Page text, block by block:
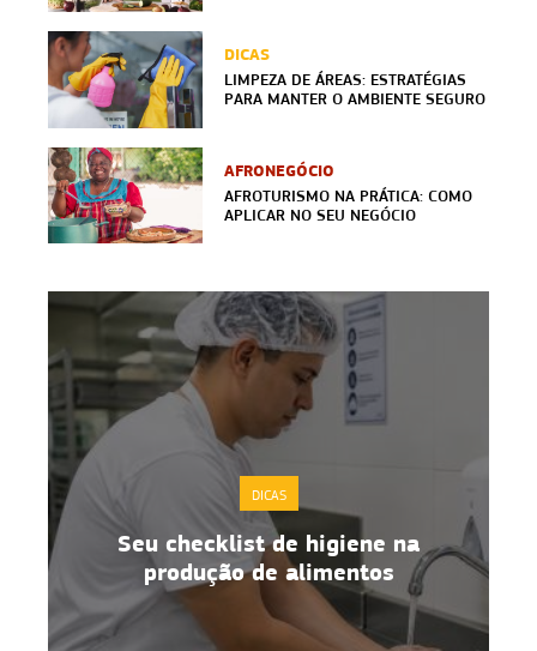
DICAS
LIMPEZA DE ÁREAS: ESTRATÉGIAS
PARA MANTER O AMBIENTE SEGURO
AFRONEGÓCIO
AFROTURISMO NA PRÁTICA: COMO
APLICAR NO SEU NEGÓCIO
DICAS
Seu checklist de higiene na
produção de alimentos